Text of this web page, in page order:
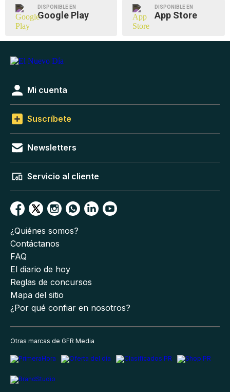
DISPONIBLE EN
Google Play
DISPONIBLE EN
App Store
Mi cuenta
Suscríbete
Newsletters
Servicio al cliente
¿Quiénes somos?
Contáctanos
FAQ
El diario de hoy
Reglas de concursos
Mapa del sitio
¿Por qué confiar en nosotros?
Otras marcas de GFR Media